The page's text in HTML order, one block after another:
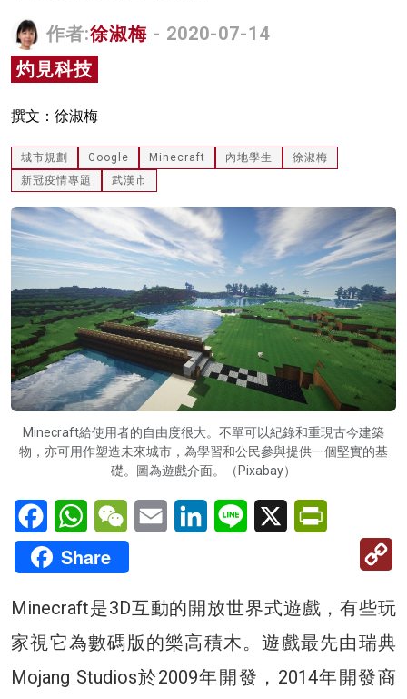
關於我們
作者:徐淑梅 - 2020-07-14
灼見科技
撰文：徐淑梅
城市規劃 Google Minecraft 內地學生
徐淑梅
新冠疫情專題
武漢市
Minecraft給使用者的自由度很大。不單可以紀錄和重現古今建築
物，亦可用作塑造未來城市，為學習和公民參與提供一個堅實的基
礎。圖為遊戲介面。（Pixabay）
FacebookWhatsAppWeChatEmail LinkedInLine X
Share
Minecraft是3D互動的開放世界式遊戲，有些玩
家視它為數碼版的樂高積木。遊戲最先由瑞典
Mojang Studios於2009年開發，2014年開發商